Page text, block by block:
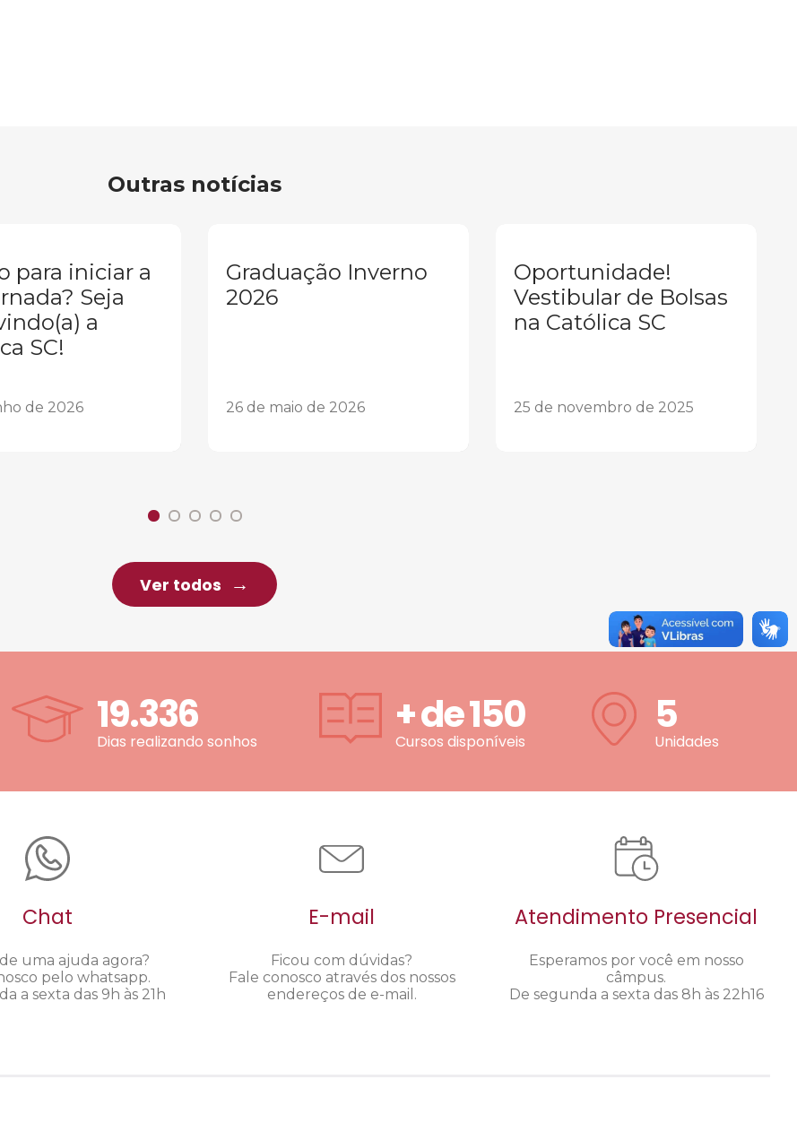
Outras notícias
para iniciar a
Seja
a
SC!
de 2026
Graduação Inverno
2026
26 de maio de 2026
Oportunidade!
Vestibular de Bolsas
na Católica SC
25 de novembro de 2025
Ver todos
19.336
Dias realizando sonhos
+ de150
Cursos disponíveis
5
Unidades
Chat
uma ajuda agora?
pelo whatsapp.
a sexta das 9h às 21h
E-mail
Ficou com dúvidas?
Fale conosco através dos nossos
endereços de e-mail.
Atendimento Presencial
Esperamos por você em nosso
câmpus.
De segunda a sexta das 8h às 22h16